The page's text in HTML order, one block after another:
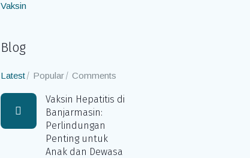
Vaksin
Blog
Latest Popular Comments
Vaksin Hepatitis di
Banjarmasin:
Perlindungan
Penting untuk
Anak dan Dewasa